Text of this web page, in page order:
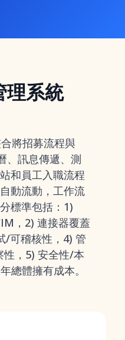
理系統
將招募流程與
、訊息傳遞、測
和員工入職流程
動流動，工作流
標準包括：1)
，2) 連接器覆蓋
/可稽核性，4) 管
，5) 安全性/本
總體擁有成本。